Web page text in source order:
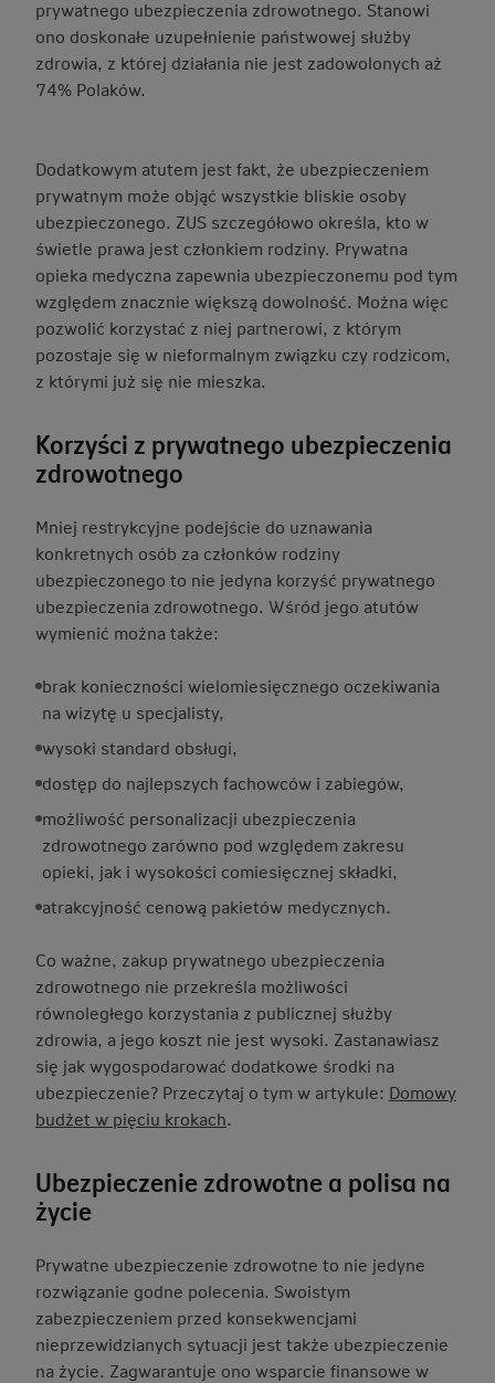
prywatnego ubezpieczenia zdrowotnego. Stanowi
ono doskonałe uzupełnienie państwowej służby
zdrowia, z której działania nie jest zadowolonych aż
74% Polaków.
Dodatkowym atutem jest fakt, że ubezpieczeniem
prywatnym może objąć wszystkie bliskie osoby
ubezpieczonego. ZUS szczegółowo określa, kto w
świetle prawa jest członkiem rodziny. Prywatna
opieka medyczna zapewnia ubezpieczonemu pod tym
względem znacznie większą dowolność. Można więc
pozwolić korzystać z niej partnerowi, z którym
pozostaje się w nieformalnym związku czy rodzicom,
z którymi już się nie mieszka.
Korzyści z prywatnego ubezpieczenia
zdrowotnego
Mniej restrykcyjne podejście do uznawania
konkretnych osób za członków rodziny
ubezpieczonego to nie jedyna korzyść prywatnego
ubezpieczenia zdrowotnego. Wśród jego atutów
wymienić można także:
brak konieczności wielomiesięcznego oczekiwania
na wizytę u specjalisty,
wysoki standard obsługi,
dostęp do najlepszych fachowców i zabiegów,
możliwość personalizacji ubezpieczenia
zdrowotnego zarówno pod względem zakresu
opieki, jak i wysokości comiesięcznej składki,
atrakcyjność cenową pakietów medycznych.
Co ważne, zakup prywatnego ubezpieczenia
zdrowotnego nie przekreśla możliwości
równoległego korzystania z publicznej służby
zdrowia, a jego koszt nie jest wysoki. Zastanawiasz
się jak wygospodarować dodatkowe środki na
ubezpieczenie? Przeczytaj o tym w artykule: Domowy
budżet w pięciu krokach.
Ubezpieczenie zdrowotne a polisa na
życie
Prywatne ubezpieczenie zdrowotne to nie jedyne
rozwiązanie godne polecenia. Swoistym
zabezpieczeniem przed konsekwencjami
nieprzewidzianych sytuacji jest także ubezpieczenie
na życie. Zagwarantuje ono wsparcie finansowe w